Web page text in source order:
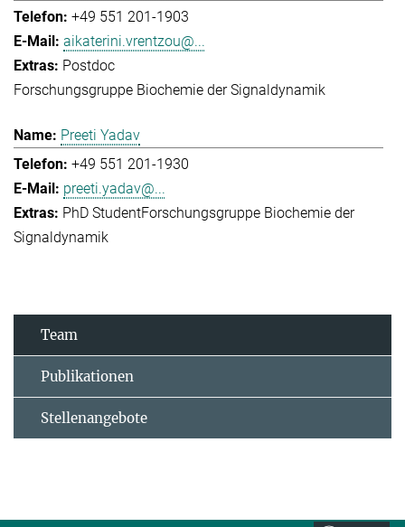
+49 551 201-1903
aikaterini.vrentzou@...
Postdoc
Forschungsgruppe Biochemie der Signaldynamik
Preeti Yadav
+49 551 201-1930
preeti.yadav@...
PhD StudentForschungsgruppe Biochemie der
Signaldynamik
Team
Publikationen
Stellenangebote